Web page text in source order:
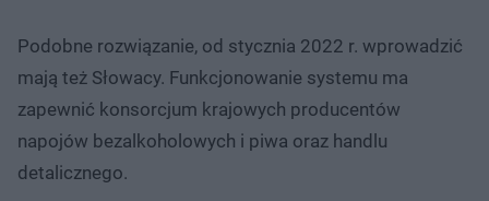
Podobne rozwiązanie, od stycznia 2022 r. wprowadzić
mają też Słowacy. Funkcjonowanie systemu ma
zapewnić konsorcjum krajowych producentów
napojów bezalkoholowych i piwa oraz handlu
detalicznego.